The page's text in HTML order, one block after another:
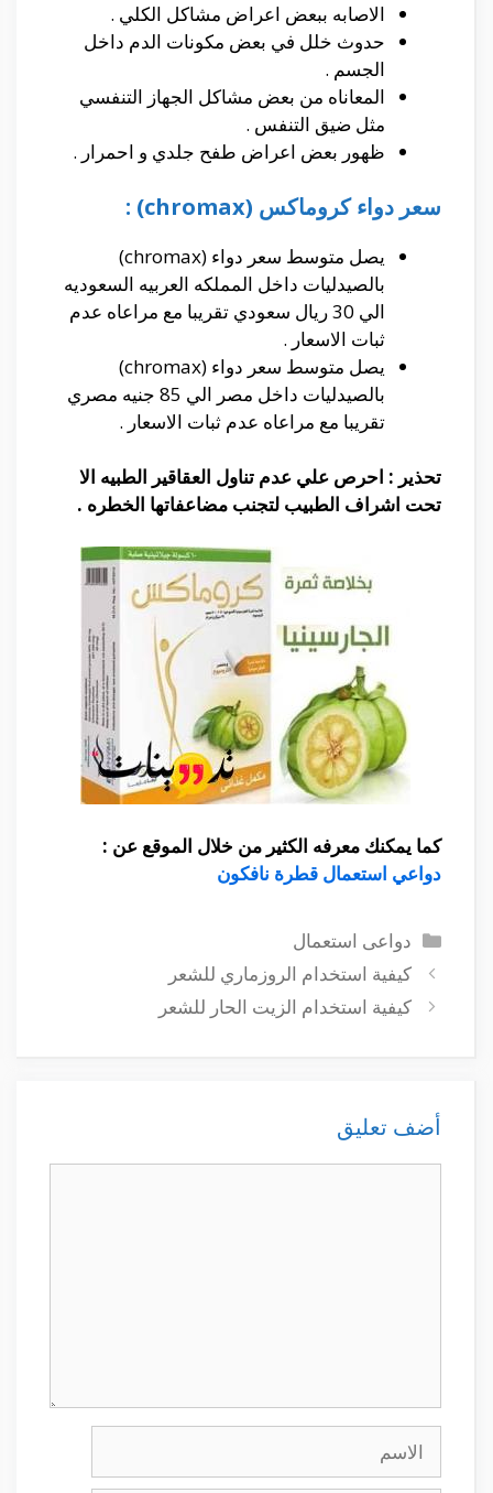
الاصابه ببعض اعراض مشاكل الكلي .
حدوث خلل في بعض مكونات الدم داخل
الجسم .
المعاناه من بعض مشاكل الجهاز التنفسي
مثل ضيق التنفس .
ظهور بعض اعراض طفح جلدي و احمرار .
سعر دواء كروماكس (chromax) :
يصل متوسط سعر دواء (chromax)
بالصيدليات داخل المملكه العربيه السعوديه
الي 30 ريال سعودي تقريبا مع مراعاه عدم
ثبات الاسعار .
يصل متوسط سعر دواء (chromax)
بالصيدليات داخل مصر الي 85 جنيه مصري
تقريبا مع مراعاه عدم ثبات الاسعار .
تحذير : احرص علي عدم تناول العقاقير الطبيه الا
تحت اشراف الطبيب لتجنب مضاعفاتها الخطره .
كما يمكنك معرفه الكثير من خلال الموقع عن :
دواعي استعمال قطرة نافكون
التصنيفات
دواعى استعمال
كيفية استخدام الروزماري للشعر
كيفية استخدام الزيت الحار للشعر
أضف تعليق
الاسم